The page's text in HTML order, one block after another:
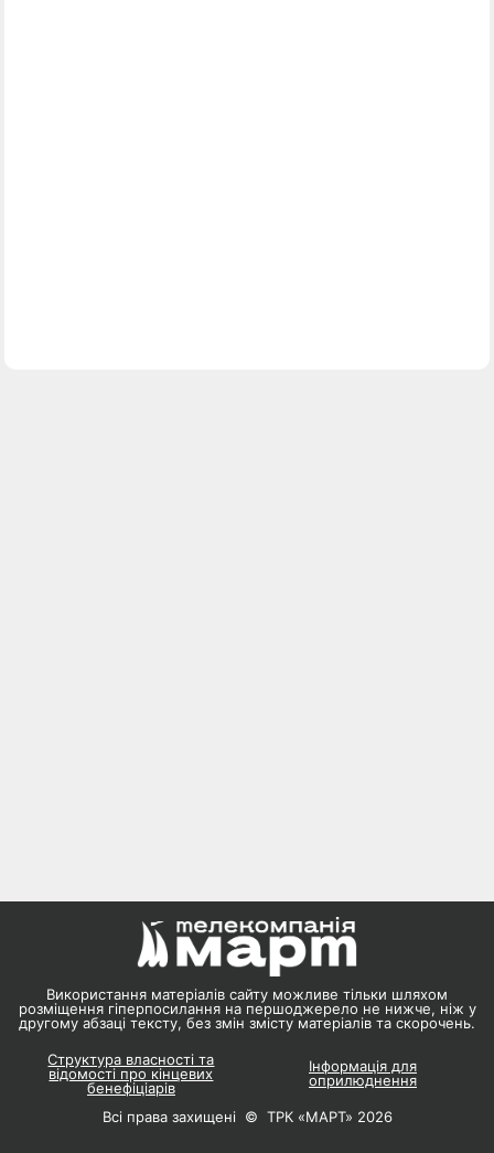
Використання матеріалів сайту можливе тільки шляхом
розміщення гіперпосилання на першоджерело не нижче, ніж у
другому абзаці тексту, без змін змісту матеріалів та скорочень.
Структура власності та
відомості про кінцевих
бенефіціарів
Інформація для
оприлюднення
Всі права захищені © ТРК «МАРТ» 2026